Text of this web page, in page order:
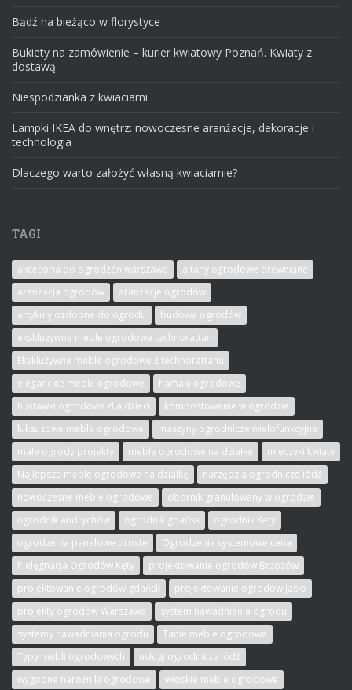
Bądź na bieżąco w florystyce
Bukiety na zamówienie – kurier kwiatowy Poznań. Kwiaty z
dostawą
Niespodzianka z kwiaciarni
Lampki IKEA do wnętrz: nowoczesne aranżacje, dekoracje i
technologia
Dlaczego warto założyć własną kwiaciarnie?
TAGI
akcesoria do ogrodzeń warszawa
altany ogrodowe drewniane
aranżacja ogrodów
aranżacje ogrodów
artykuły ozdobne do ogrodu
budowa ogrodów
ekskluzywne meble ogrodowe technorattan
Ekskluzywne meble ogrodowe z technorattanu
eleganckie meble ogrodowe
hamaki ogrodowe
huśtawki ogrodowe dla dzieci
kompostowanie w ogrodzie
luksusowe meble ogrodowe
maszyny ogrodnicze wielofunkcyjne
małe ogrody projekty
meble ogrodowe na działkę
mieczyki kwiaty
Najlepsze meble ogrodowe na działkę
narzędzia ogrodnicze łódź
nowoczesne meble ogrodowe
obornik granulowany w ogrodzie
ogrodnik andrychów
ogrodnik gdańsk
ogrodnik Kęty
ogrodzenia panelowe proste
Ogrodzenia systemowe cena
Pielęgnacja Ogrodów Kęty
projektowanie ogrodów Brzozów
projektowanie ogrodów gdańsk
projektowanie ogrodów Jasło
projekty ogrodów Warszawa
system nawadniania ogrodu
systemy nawadniania ogrodu
Tanie meble ogrodowe
Typy mebli ogrodowych
usługi ogrodnicze łódź
wygodne narożniki ogrodowe
włoskie meble ogrodowe